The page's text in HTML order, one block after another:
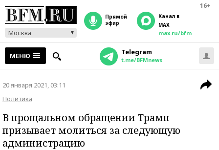
16+
Москва
прямой
эфир
Канал в
MAX
max.ru/bfm
МЕНЮ Telegram
t.me/BFMnews
20 января 2021, 03:11
Политика
В прощальном обращении Трамп
призывает молиться за следующую
администрацию